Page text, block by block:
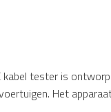
tester is
Het